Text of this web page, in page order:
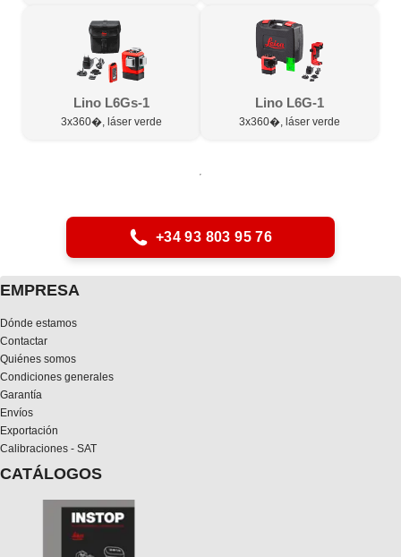
Lino L6Gs-1
3x360�, láser verde
Lino L6G-1
3x360�, láser verde
+34 93 803 95 76
EMPRESA
Dónde estamos
Contactar
Quiénes somos
Condiciones generales
Garantía
Envíos
Exportación
Calibraciones - SAT
CATÁLOGOS